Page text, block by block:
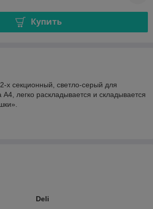
Купить
х секционный, светло-серый для
легко раскладывается и складывается
Deli